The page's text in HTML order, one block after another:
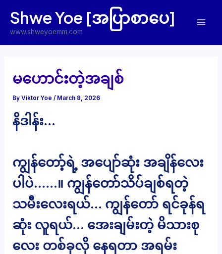
content
Shwe Yoe [အပြာစာပေ]
www.shweyoemm.com
မဟောင်းတဲ့အချစ်
ByViktor Yoe/ March 8, 2026
နိဒါန်း…
ကျွန်တော့်ရဲ့ အပျော်ဆုံး အချိန်လေး
ပါပဲ……။ ကျွန်တော်သိပ်ချစ်ရတဲ့
သမီးလေးရယ်… ကျွန်တော် ရင်ခုန်ရ
ဆုံး လူရယ်… အေးချမ်းတဲ့ မိသားစု
လေး တစ်ခုလို နေရတာ အရမ်း